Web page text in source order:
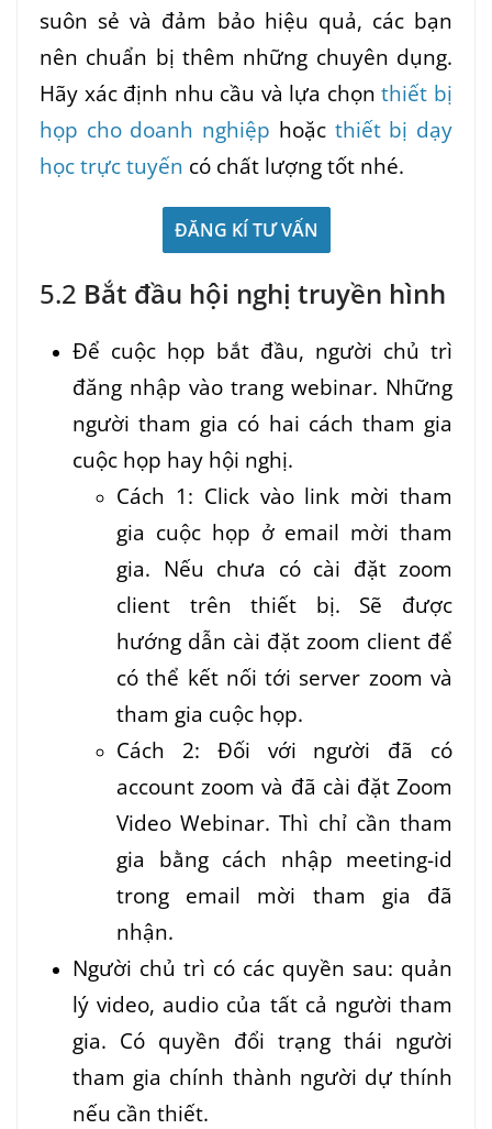
suôn sẻ và đảm bảo hiệu quả, các bạn
nên chuẩn bị thêm những chuyên dụng.
Hãy xác định nhu cầu và lựa chọnthiết bị
họp cho doanh nghiệp hoặc thiết bị dạy
học trực tuyến có chất lượng tốt nhé.
ĐĂNG KÍ TƯ VẤN
5.2 Bắt đầu hội nghị truyền hình
Để cuộc họp bắt đầu, người chủ trì
đăng nhập vào trang webinar. Những
người tham gia có hai cách tham gia
cuộc họp hay hội nghị.
Cách 1: Click vào link mời tham
gia cuộc họp ở email mời tham
gia. Nếu chưa có cài đặt zoom
client trên thiết bị. Sẽ được
hướng dẫn cài đặt zoom client để
có thể kết nối tới server zoom và
tham gia cuộc họp.
Cách 2: Đối với người đã có
account zoom và đã cài đặt Zoom
Video Webinar. Thì chỉ cần tham
gia bằng cách nhập meeting-id
trong email mời tham gia đã
nhận.
Người chủ trì có các quyền sau: quản
lý video, audio của tất cả người tham
gia. Có quyền đổi trạng thái người
tham gia chính thành người dự thính
nếu cần thiết.